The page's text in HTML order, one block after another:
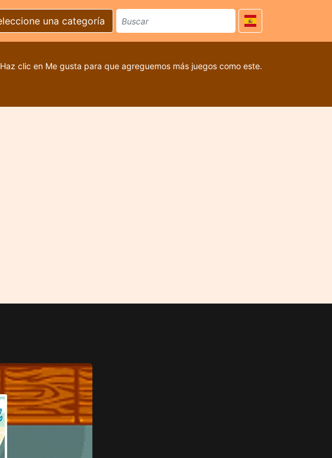
una categoría
clic en Me gusta para que agreguemos más juegos como este.